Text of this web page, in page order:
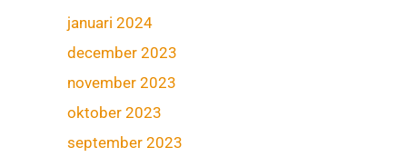
januari 2024
december 2023
november 2023
oktober 2023
september 2023